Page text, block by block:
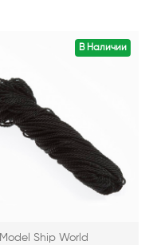
В Наличии
Model Ship World